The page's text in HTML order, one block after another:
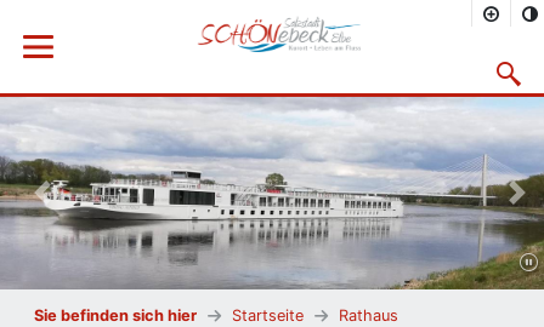
Menü öffnen
Vorheriges Bild
Sie befinden sich hier Startseite
Rathaus